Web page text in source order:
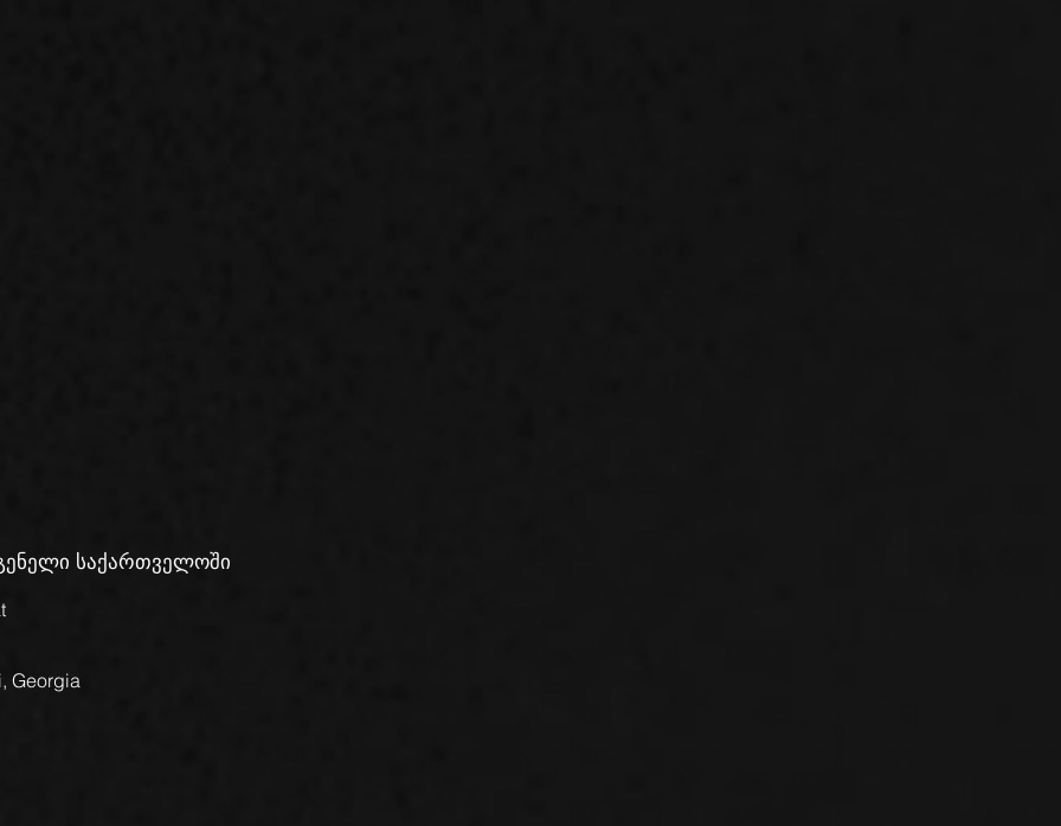
საქართველოში
Georgia